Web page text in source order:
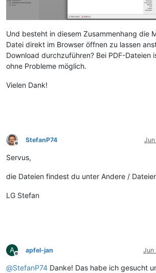
Und besteht in diesem Zusammenhang die
Datei direkt im Browser öffnen zu lassen
Download durchzuführen? Bei PDF-Dateien
ohne Probleme möglich.
Vielen Dank!
Offline
StefanP74 Jun
Servus,
die Dateien findest du unter Andere /
LG Stefan
A
Offline
apfel-jan Jun
@StefanP74 Danke! Das habe ich gesucht